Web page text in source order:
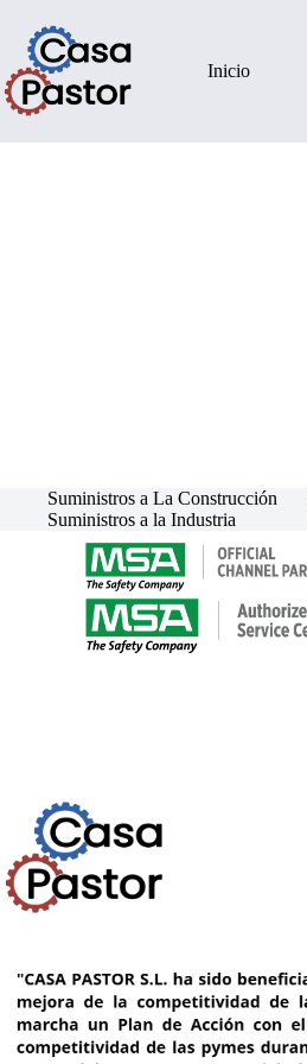
Inicio
Suministros a La Construcción
Suministros a la Industria